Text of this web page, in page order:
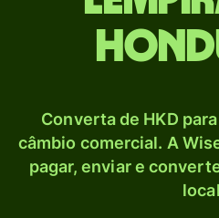
Converta de HKD
câmbio comercial. A
pagar, enviar e